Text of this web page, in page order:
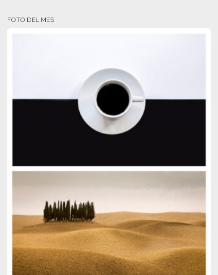
FOTO DEL MES